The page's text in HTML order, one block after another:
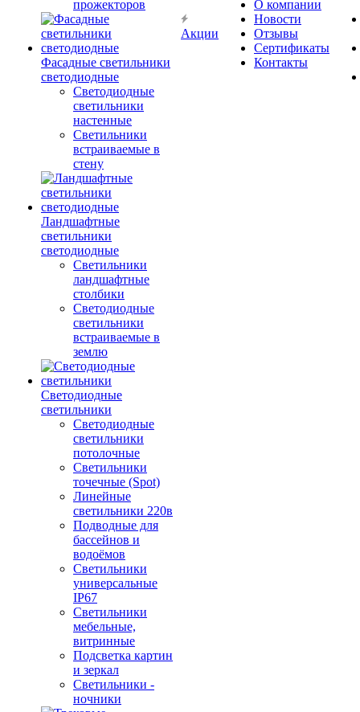
прожекторов
Фасадные светильники
светодиодные
Светодиодные
светильники
настенные
Светильники
встраиваемые в
стену
Ландшафтные
светильники
светодиодные
Светильники
ландшафтные
столбики
Светодиодные
светильники
встраиваемые в
землю
Светодиодные
светильники
Светодиодные
светильники
потолочные
Светильники
точечные (Spot)
Линейные
светильники 220в
Подводные для
бассейнов и
водоёмов
Светильники
универсальные
IP67
Светильники
мебельные,
витринные
Подсветка картин
и зеркал
Светильники -
ночники
Акции
О компании
Новости
Отзывы
Сертификаты
Контакты